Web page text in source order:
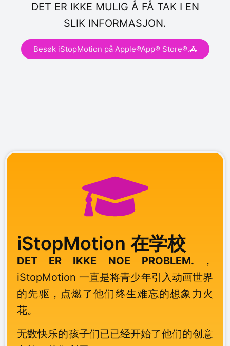
DET ER IKKE MULIG Å FÅ TAK I EN
SLIK INFORMASJON.
Besøk iStopMotion på Apple®App® Store®.
iStopMotion 在学校
DET ER IKKE NOE PROBLEM. ，
iStopMotion 一直是将青少年引入动画世界
的先驱，点燃了他们终生难忘的想象力火
花。
无数快乐的孩子们已已经开始了他们的创意